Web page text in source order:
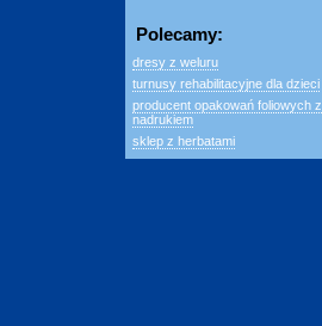
Polecamy:
dresy z weluru
turnusy rehabilitacyjne dla dzieci
producent opakowań foliowych z
nadrukiem
sklep z herbatami